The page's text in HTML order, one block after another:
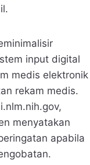
input digital
medis elektronik
rekam medis.
menyatakan
apabila